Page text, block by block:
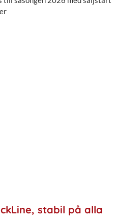
stabil på alla